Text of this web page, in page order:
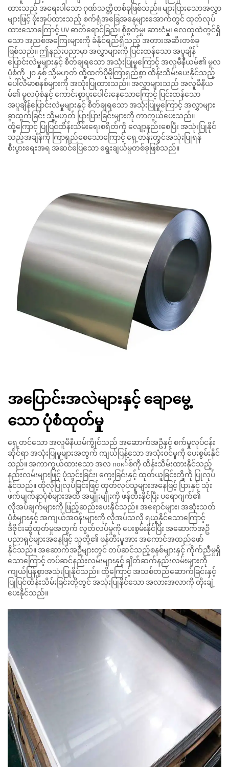
ထားသည့် အရေးပါသော ဂုဏ်သတ္တိတစ်ခုဖြစ်သည်။ များပြားသောအလွှာ
များဖြင့် ဖုံးအုပ်ထားသည့် စက်ရုံအခြေအနေများအောက်တွင် ထုတ်လုပ်
ထားသောကြောင့် UV ဓာတ်ရောင်ခြည်၊ စိုစွတ်မှု၊ ဆားငံမှု၊ လေထုထဲတွင်ရှိ
သော အညစ်အကြေးများကို ခံနိုင်ရည်ရှိသည့် အတားအဆီးတစ်ခု
ဖြစ်သည်။ ဤနည်းပညာမှာ အလွှာများကို ပြင်းထန်သော အပူချိန်
ပြောင်းလဲမှုများနှင့် စိတ်ချရသော အသုံးပြုမှုကြောင့် အလူမီနီယမ်၏ မူလ
ပုံစံကို ၂၀ နှစ် သို့မဟုတ် ထို့ထက်ပိုမိုကြာရှည်စွာ ထိန်းသိမ်းပေးနိုင်သည့်
ပေါ်လီမာစနစ်များကို အသုံးပြုထားသည်။ အလွှာများသည် အလူမီနီယ
မ်၏ မူလပုံစံနှင့် ကောင်းစွာပူးပေါင်းနေသောကြောင့် ပြင်းထန်သော
အပူချိန်ပြောင်းလဲမှုများနှင့် စိတ်ချရသော အသုံးပြုမှုကြောင့် အလွှာများ
ခွာထွက်ခြင်း သို့မဟုတ် ပြားပြားခြင်းများကို ကာကွယ်ပေးသည်။
ထို့ကြောင့် ပြုပြင်ထိန်းသိမ်းရေးစရိတ်ကို လျော့နည်းစေပြီး အသုံးပြုနိုင်
သည့်အချိန်ကို ကြာရှည်စေသောကြောင့် ရှေ့တန်းတွင်အသုံးပြုရန်
စီးပွားရေးအရ အဆင်ပြေသော ရွေးချယ်မှုတစ်ခုဖြစ်သည်။
အပြောင်းအလဲများနှင့် ချောမွေ့
သော ပုံစံထုတ်မှု
ရှေ့တင်သော အလူမီနီယမ်ကွိုင်သည် အဆောက်အဦနှင့် စက်မှုလုပ်ငန်း
ဆိုင်ရာ အသုံးပြုမှုများအတွက် ကျယ်ပြန့်သော အသုံးဝင်မှုကို ပေးစွမ်းနိုင်
သည်။ အကာကွယ်ထားသော အလ пок်စ်ကို ထိန်းသိမ်းထားနိုင်သည့်
နည်းလမ်းများဖြင့် ပုံသွင်းခြင်း၊ ကွေးခြင်းနှင့် ထုတ်ယူခြင်းတို့ကို ပြုလုပ်
နိုင်သည်။ ထိုလိုပြုလုပ်ခြင်းဖြင့် ထုတ်လုပ်သူများအနေဖြင့် ပြားနှင့် သုံး
ဖက်မျက်နှာပုံစံများအထိ အမျိုးမျိုးကို ဖန်တီးနိုင်ပြီး ပရောဂျက်၏
လိုအပ်ချက်များကို ဖြည့်ဆည်းပေးနိုင်သည်။ အရောင်များ၊ အဆုံးသတ်
ပုံစံများနှင့် အကျယ်အဝန်းများကို လိုအပ်သလို ရယူနိုင်သောကြောင့်
ဒီဇိုင်းဆွဲထုတ်မှုအတွက် လွတ်လပ်မှုကို ပေးစွမ်းနိုင်ပြီး အဆောက်အဦ
ပညာရှင်များအနေဖြင့် သူတို့၏ ဖန်တီးမှုအား အကောင်အထည်ဖော်
နိုင်သည်။ အဆောက်အဦများတွင် တပ်ဆင်သည့်စနစ်များနှင့် ကိုက်ညီမှုရှိ
သောကြောင့် တပ်ဆင်နည်းလမ်းများနှင့် ချိတ်ဆက်နည်းလမ်းများကို
ကျယ်ပြန့်စွာအသုံးပြုနိုင်သည်။ ထို့ကြောင့် အသစ်တည်ဆောက်ခြင်းနှင့်
ပြုပြင်ထိန်းသိမ်းခြင်းတို့တွင် အသုံးပြုနိုင်သော အလားအလာကို တိုးချဲ့
ပေးနိုင်သည်။